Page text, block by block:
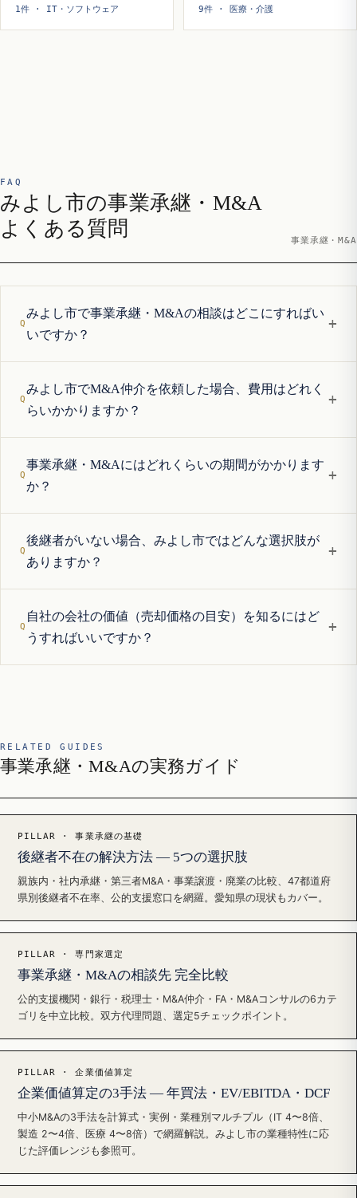
1件 · IT・ソフトウェア 9件 · 医療・介護
FAQ
みよし市の事業承継・M&A
よくある質問
事業承継・M&A
みよし市で事業承継・M&Aの相談はどこにすればい
いですか？
+
みよし市でM&A仲介を依頼した場合、費用はどれく
らいかかりますか？
+
事業承継・M&Aにはどれくらいの期間がかかります
か？
+
後継者がいない場合、みよし市ではどんな選択肢が
ありますか？
+
自社の会社の価値（売却価格の目安）を知るにはど
うすればいいですか？
+
RELATED GUIDES
事業承継・M&Aの実務ガイド
PILLAR · 事業承継の基礎
後継者不在の解決方法 — 5つの選択肢
親族内・社内承継・第三者M&A・事業譲渡・廃業の比較、47都道府
県別後継者不在率、公的支援窓口を網羅。愛知県の現状もカバー。
PILLAR · 専門家選定
事業承継・M&Aの相談先 完全比較
公的支援機関・銀行・税理士・M&A仲介・FA・M&Aコンサルの6カテ
ゴリを中立比較。双方代理問題、選定5チェックポイント。
PILLAR · 企業価値算定
企業価値算定の3手法 — 年買法・EV/EBITDA・DCF
中小M&Aの3手法を計算式・実例・業種別マルチプル（IT 4〜8倍、
製造 2〜4倍、医療 4〜8倍）で網羅解説。みよし市の業種特性に応
じた評価レンジも参照可。